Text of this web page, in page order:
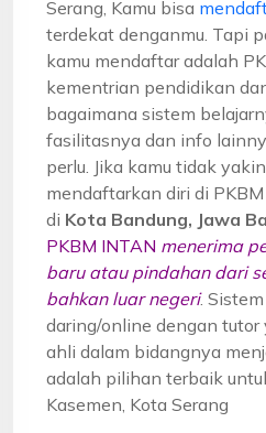
Serang, Kamu bisa
terdekat denganmu. Tapi
kamu mendaftar adalah
kementrian pendidikan
bagaimana sistem
fasilitasnya dan info
perlu. Jika kamu tidak
mendaftarkan diri di
di Kota Bandung, Jawa
PKBM INTAN menerima
baru atau pindahan dari
bahkan luar negeri.
daring/online dengan
ahli dalam bidangnya
adalah pilihan terbaik
Kasemen, Kota Serang